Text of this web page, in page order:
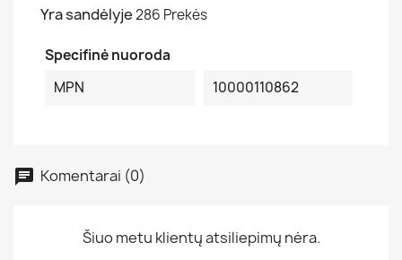
Yra sandėlyje286 Prekės
Specifinė nuoroda
MPN
10000110862
Komentarai (0)
Šiuo metu klientų atsiliepimų nėra.